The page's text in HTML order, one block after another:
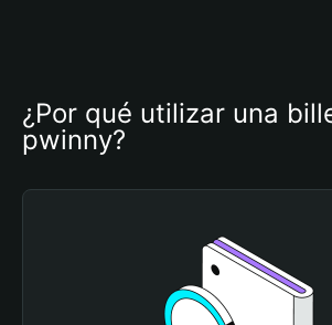
¿Por qué utilizar una
pwinny?